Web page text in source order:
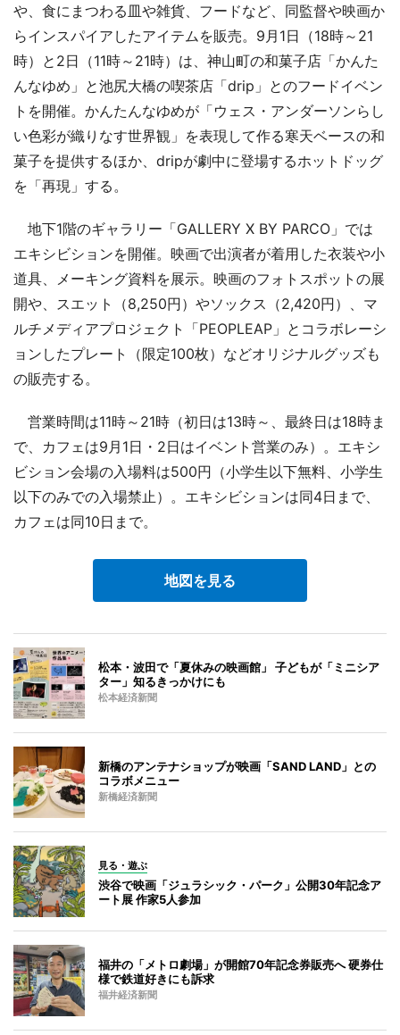
や、食にまつわる皿や雑貨、フードなど、同監督や映画か
らインスパイアしたアイテムを販売。9月1日（18時～21
時）と2日（11時～21時）は、神山町の和菓子店「かんた
んなゆめ」と池尻大橋の喫茶店「drip」とのフードイベン
トを開催。かんたんなゆめが「ウェス・アンダーソンらし
い色彩が織りなす世界観」を表現して作る寒天ベースの和
菓子を提供するほか、dripが劇中に登場するホットドッグ
を「再現」する。
地下1階のギャラリー「GALLERY X BY PARCO」では
エキシビションを開催。映画で出演者が着用した衣装や小
道具、メーキング資料を展示。映画のフォトスポットの展
開や、スエット（8,250円）やソックス（2,420円）、マ
ルチメディアプロジェクト「PEOPLEAP」とコラボレーシ
ョンしたプレート（限定100枚）などオリジナルグッズも
の販売する。
営業時間は11時～21時（初日は13時～、最終日は18時ま
で、カフェは9月1日・2日はイベント営業のみ）。エキシ
ビション会場の入場料は500円（小学生以下無料、小学生
以下のみでの入場禁止）。エキシビションは同4日まで、
カフェは同10日まで。
地図を見る
松本・波田で「夏休みの映画館」 子どもが「ミニシア
ター」知るきっかけにも
松本経済新聞
新橋のアンテナショップが映画「SAND LAND」との
コラボメニュー
新橋経済新聞
見る・遊ぶ
渋谷で映画「ジュラシック・パーク」公開30年記念ア
ート展 作家5人参加
福井の「メトロ劇場」が開館70年記念券販売へ 硬券仕
様で鉄道好きにも訴求
福井経済新聞